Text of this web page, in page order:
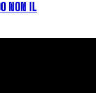
NON IL